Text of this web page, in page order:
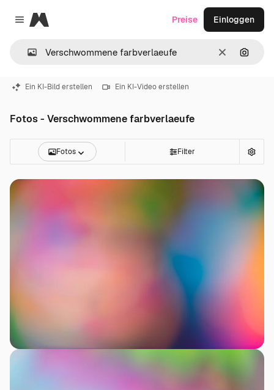
Close menu
Magnific
LöschenNach
Preise Einloggen
Ein KI-Bild erstellen Ein KI-Video erstellen
Fotos - Verschwommene farbverlaeufe
Fotos Filter